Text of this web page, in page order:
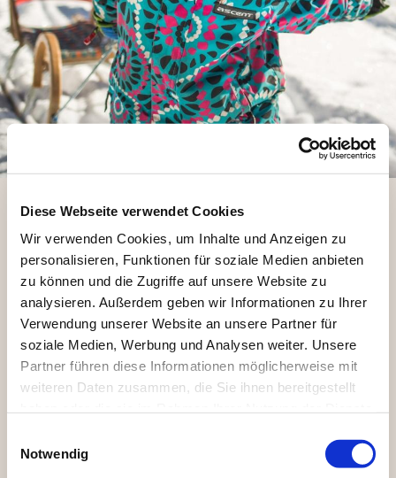
Diese Webseite verwendet Cookies
Wir verwenden Cookies, um Inhalte und Anzeigen zu
personalisieren, Funktionen für soziale Medien anbieten
zu können und die Zugriffe auf unsere Website zu
analysieren. Außerdem geben wir Informationen zu Ihrer
Verwendung unserer Website an unsere Partner für
soziale Medien, Werbung und Analysen weiter. Unsere
Partner führen diese Informationen möglicherweise mit
weiteren Daten zusammen, die Sie ihnen bereitgestellt
Notwendig
Der Winter hat eben außer
Skilaufen noch einiges mehr
zu bieten!
Genießen Sie die wärmenden Sonnenstrahlen! Wir
versprechen Ihnen einen Urlaub, den man nicht so
schnell vergisst - auch abseits der Piste.
Einige unserer Gäste kommen sogar her, um gar